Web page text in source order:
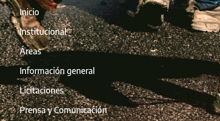
Inicio
Institucional
Áreas
Información general
Licitaciones
Prensa y Comunicación